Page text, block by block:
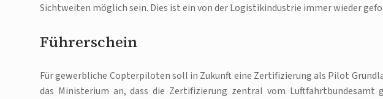
Sichtweiten möglich sein. Dies ist ein von der Logistikindustrie immer wieder
Führerschein
Für gewerbliche Copterpiloten soll in Zukunft eine Zertifizierung als Pilot
das Ministerium an, dass die Zertifizierung zentral vom Luftfahrtbundesamt